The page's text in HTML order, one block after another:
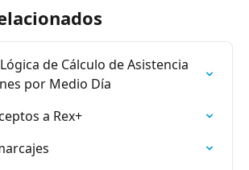
de Cálculo de Asistencia
por Medio Día
a Rex+